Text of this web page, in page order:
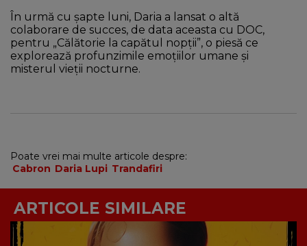
În urmă cu șapte luni, Daria a lansat o altă
colaborare de succes, de data aceasta cu DOC,
pentru „Călătorie la capătul nopții”, o piesă ce
explorează profunzimile emoțiilor umane și
misterul vieții nocturne.
Poate vrei mai multe articole despre:
Cabron Daria Lupi Trandafiri
ARTICOLE SIMILARE